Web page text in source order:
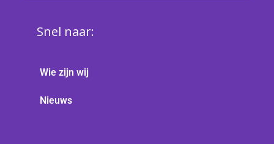
Snel naar:
Wie zijn wij
Nieuws